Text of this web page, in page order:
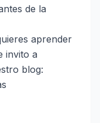
de la
aprender
invito a
blog: